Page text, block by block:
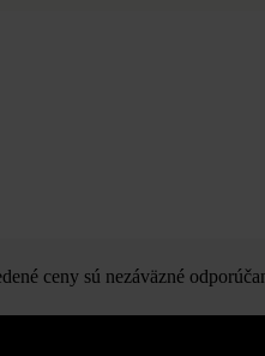
ceny sú nezáväzné